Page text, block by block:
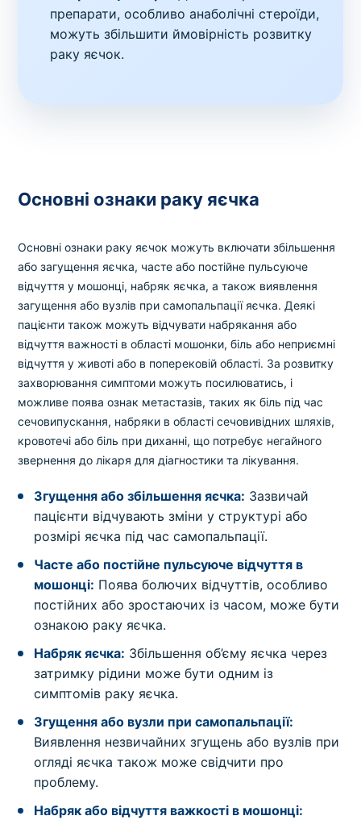
препарати, особливо анаболічні стероїди,
можуть збільшити ймовірність розвитку
раку яєчок.
Основні ознаки раку яєчка
Основні ознаки раку яєчок можуть включати збільшення
або загущення яєчка, часте або постійне пульсуюче
відчуття у мошонці, набряк яєчка, а також виявлення
загущення або вузлів при самопальпації яєчка. Деякі
пацієнти також можуть відчувати набрякання або
відчуття важності в області мошонки, біль або неприємні
відчуття у животі або в поперековій області. За розвитку
захворювання симптоми можуть посилюватись, і
можливе поява ознак метастазів, таких як біль під час
сечовипускання, набряки в області сечовивідних шляхів,
кровотечі або біль при диханні, що потребує негайного
звернення до лікаря для діагностики та лікування.
Згущення або збільшення яєчка: Зазвичай
пацієнти відчувають зміни у структурі або
розмірі яєчка під час самопальпації.
Часте або постійне пульсуюче відчуття в
мошонці: Поява болючих відчуттів, особливо
постійних або зростаючих із часом, може бути
ознакою раку яєчка.
Набряк яєчка: Збільшення об’єму яєчка через
затримку рідини може бути одним із
симптомів раку яєчка.
Згущення або вузли при самопальпації:
Виявлення незвичайних згущень або вузлів при
огляді яєчка також може свідчити про
проблему.
Набряк або відчуття важкості в мошонці: